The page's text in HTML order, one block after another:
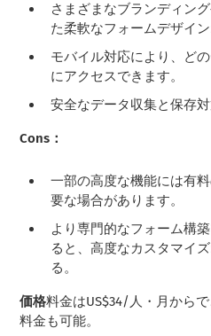
さまざまなブランディン
た柔軟なフォームデザイン
モバイル対応により、ど
にアクセスできます。
安全なデータ収集と保存対
Cons：
一部の高度な機能には有
要な場合があります。
より専門的なフォーム構
ると、高度なカスタマイ
る。
価格料金はUS$34/人・月から
料金も可能。